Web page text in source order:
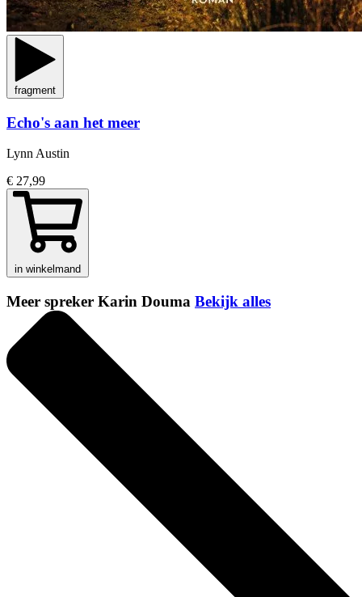
fragment
Echo's aan het meer
Lynn Austin
€ 27,99
in winkelmand
Meer spreker Karin Douma Bekijk alles